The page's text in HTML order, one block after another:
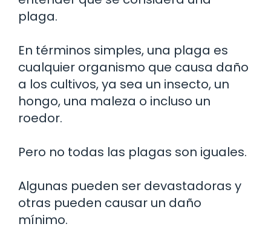
plaga.
En términos simples, una plaga es
cualquier organismo que causa daño
a los cultivos, ya sea un insecto, un
hongo, una maleza o incluso un
roedor.
Pero no todas las plagas son iguales.
Algunas pueden ser devastadoras y
otras pueden causar un daño
mínimo.